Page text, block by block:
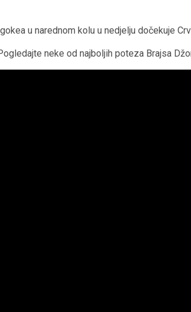
u narednom kolu u nedjelju dočekuje
neke od najboljih poteza Brajsa